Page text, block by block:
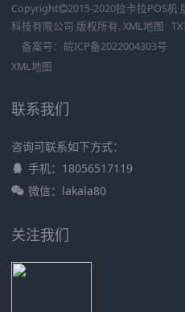
Copyright 2015-2020拉卡拉POS机
科技有限公司 版权所有. XML地图
备案号： 皖ICP备2022004303号
XML地图
联系我们
咨询可联系如下方式：
手机：18056517119
微信：lakala80
关注我们